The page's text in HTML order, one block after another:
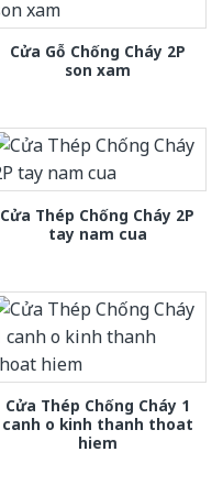
Cửa Gỗ Chống Cháy 2P
son xam
Cửa Thép Chống Cháy 2P
tay nam cua
Cửa Thép Chống Cháy 1
canh o kinh thanh thoat
hiem